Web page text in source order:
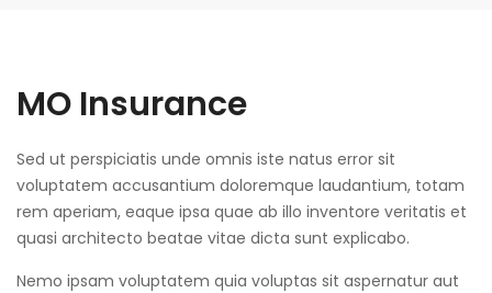
MO Insurance
Sed ut perspiciatis unde omnis iste natus error sit
voluptatem accusantium doloremque laudantium, totam
rem aperiam, eaque ipsa quae ab illo inventore veritatis et
quasi architecto beatae vitae dicta sunt explicabo.
Nemo ipsam voluptatem quia voluptas sit aspernatur aut